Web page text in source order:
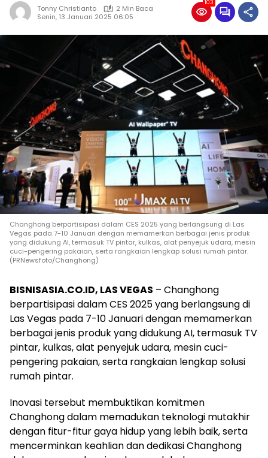
Tonny Christianto
2 Min Baca
Senin, 13 Januari 2025 06:05
103
Changhong berpartisipasi dalam CES 2025 yang berlangsung di Las
Vegas pada 7-10 Januari dengan memamerkan berbagai jenis produk
yang didukung AI, termasuk TV pintar, kulkas, alat penyejuk udara, mesin
cuci-pengering pakaian, serta rangkaian lengkap solusi rumah pintar.
(PRNewsfoto/Changhong)
BISNISASIA.CO.ID, LAS VEGAS – Changhong
berpartisipasi dalam CES 2025 yang berlangsung di
Las Vegas pada 7-10 Januari dengan memamerkan
berbagai jenis produk yang didukung AI, termasuk TV
pintar, kulkas, alat penyejuk udara, mesin cuci-
pengering pakaian, serta rangkaian lengkap solusi
rumah pintar.
Inovasi tersebut membuktikan komitmen
Changhong dalam memadukan teknologi mutakhir
dengan fitur-fitur gaya hidup yang lebih baik, serta
mencerminkan keahlian dan dedikasi Changhong